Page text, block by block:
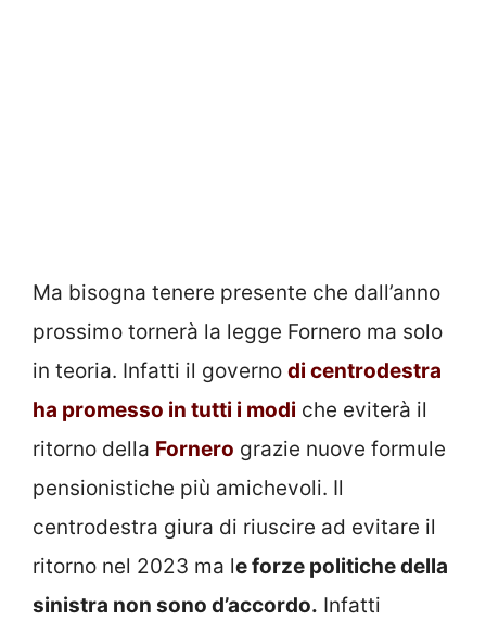
Ma bisogna tenere presente che dall’anno
prossimo tornerà la legge Fornero ma solo
in teoria. Infatti il governo di centrodestra
ha promesso in tutti i modi che eviterà il
ritorno della Fornero grazie nuove formule
pensionistiche più amichevoli. Il
centrodestra giura di riuscire ad evitare il
ritorno nel 2023 ma le forze politiche della
sinistra non sono d’accordo. Infatti